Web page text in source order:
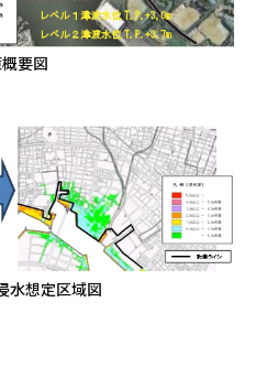
要図
水想定区域図